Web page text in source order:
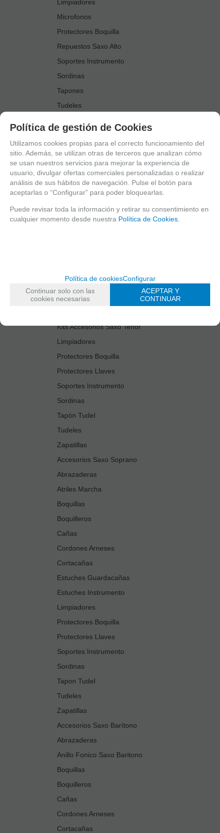
Limpiadores
Microfonos
Protectores Boquilla
Repuestos Saxo Alto
Soportes Instrumento
Sordinas
Tapones
Tudeles
Accesorios Saxo Tenor
Abrazaderas
Anillo Fonico Saxo Tenor
Atriles Marcha
Boquillas
Boquilleros
Cañas
Estuches Guardacañas
Estuches Instrumento
Kits Accesorios Saxo Tenor
Limpiadores
Protectores Boquilla
Protectores Llaves
Soportes Instrumento
Sordinas
Tapón Tudel
Tudeles
Zapatillas
Accesorios Saxo Soprano
Abrazaderas
Atriles Marcha
Boquillas
Boquilleros
Cañas
Cordones Arneses
Cortacañas
Estuches Guardacañas
Estuches Instrumento
Limpiadores
Protectores Boquilla
Protectores Llaves
Soportes Instrumento
Sordinas
Tapon Tudel
Tudeles
Zapatillas
Accesorios Saxo Barítono
Abrazaderas
Anillo Fonico Saxo Baritono
Boquillas
Boquilleros
Cañas
Cordones Arneses
Cortacañas
Política de gestión de Cookies
Utilizamos cookies propias para el correcto funcionamiento del
sitio. Además, se utilizan otras de terceros que analizan cómo
se usan nuestros servicios para mejorar la experiencia de
usuario, divulgar ofertas comerciales personalizadas o realizar
análisis de sus hábitos de navegación. Pulse el botón para
aceptarlas o “Configurar” para poder bloquearlas.
Puede revisar toda la información y retirar su consentimiento en
cualquier momento desde nuestra Política de Cookies.
Política de cookiesConfigurar
Continuar solo con las
cookies necesarias
ACEPTAR Y
CONTINUAR